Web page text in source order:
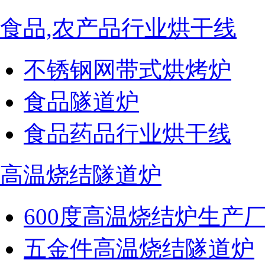
食品,农产品行业烘干线
不锈钢网带式烘烤炉
食品隧道炉
食品药品行业烘干线
高温烧结隧道炉
600度高温烧结炉生产
五金件高温烧结隧道炉